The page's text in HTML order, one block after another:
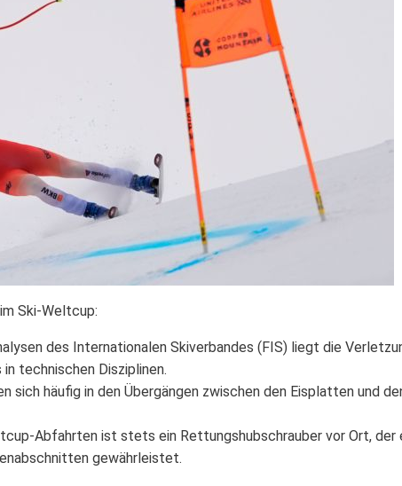
Ski-Weltcup:
des Internationalen Skiverbandes (FIS) liegt die
technischen Disziplinen.
sich häufig in den Übergängen zwischen den Eisplatten und
Abfahrten ist stets ein Rettungshubschrauber vor Ort,
gewährleistet.